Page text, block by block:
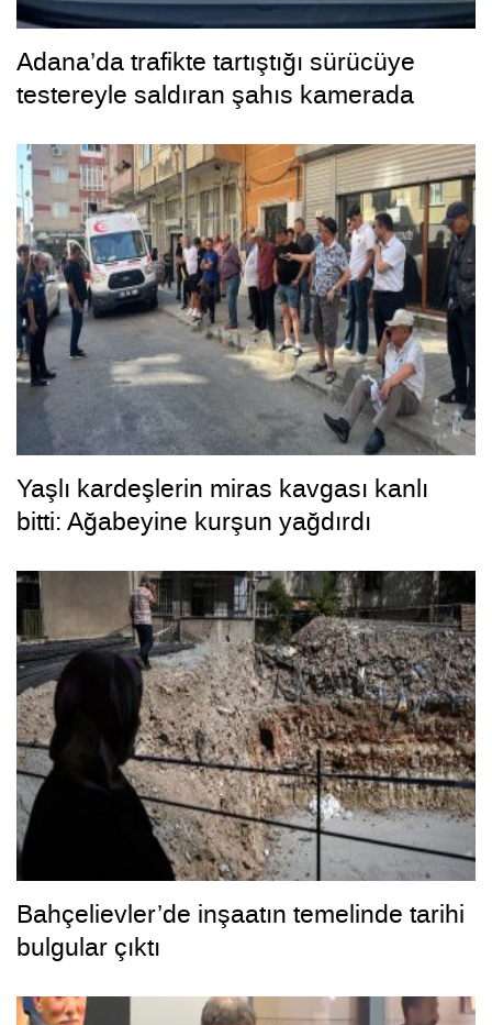
Adana’da trafikte tartıştığı sürücüye
testereyle saldıran şahıs kamerada
Yaşlı kardeşlerin miras kavgası kanlı
bitti: Ağabeyine kurşun yağdırdı
Bahçelievler’de inşaatın temelinde tarihi
bulgular çıktı